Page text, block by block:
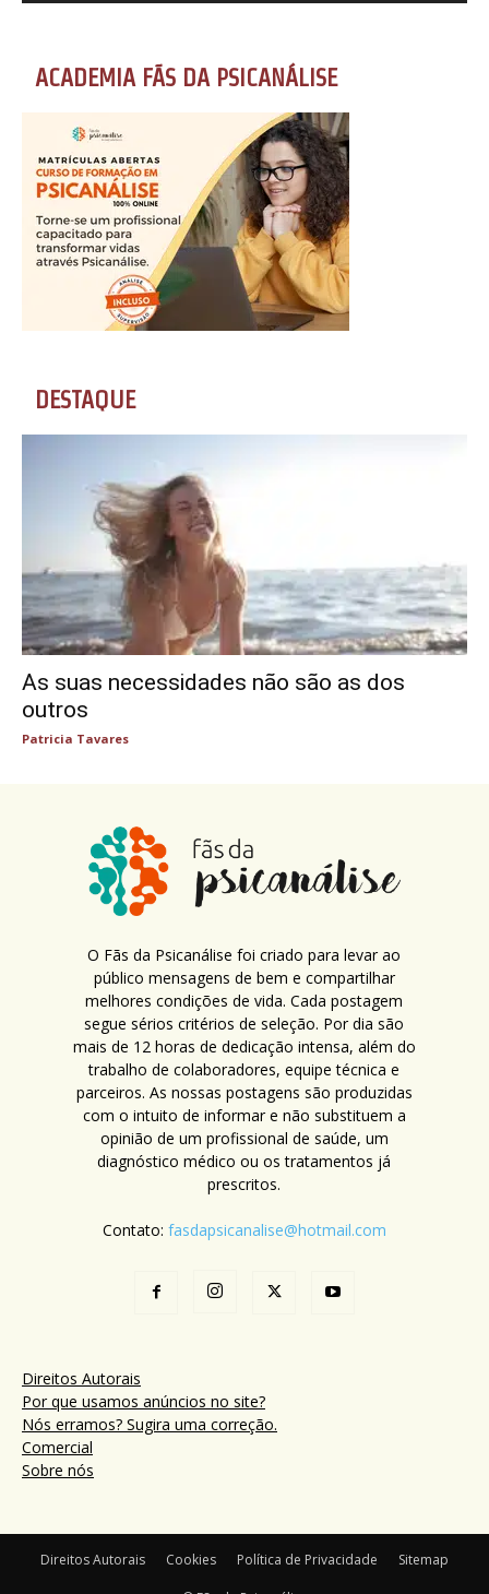
ACADEMIA FÃS DA PSICANÁLISE
DESTAQUE
As suas necessidades não são as dos
outros
Patricia Tavares
O Fãs da Psicanálise foi criado para levar ao
público mensagens de bem e compartilhar
melhores condições de vida. Cada postagem
segue sérios critérios de seleção. Por dia são
mais de 12 horas de dedicação intensa, além do
trabalho de colaboradores, equipe técnica e
parceiros. As nossas postagens são produzidas
com o intuito de informar e não substituem a
opinião de um profissional de saúde, um
diagnóstico médico ou os tratamentos já
prescritos.
Contato: fasdapsicanalise@hotmail.com
Direitos Autorais
Por que usamos anúncios no site?
Nós erramos? Sugira uma correção.
Comercial
Sobre nós
Direitos Autorais Cookies Política de Privacidade Sitemap